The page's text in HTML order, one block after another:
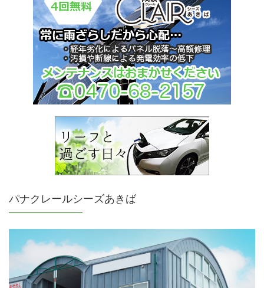
パナクレールシーズあきば